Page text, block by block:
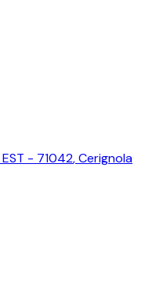
EST - 71042,Cerignola